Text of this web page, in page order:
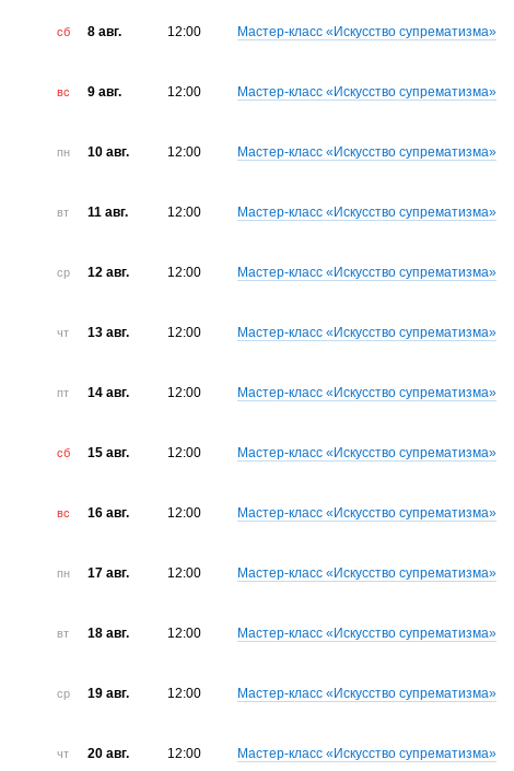
сб 8 авг. 12:00 Мастер-класс «Искусство супрематизма»
вс 9 авг. 12:00 Мастер-класс «Искусство супрематизма»
пн 10 авг. 12:00 Мастер-класс «Искусство супрематизма»
вт 11 авг. 12:00 Мастер-класс «Искусство супрематизма»
ср 12 авг. 12:00 Мастер-класс «Искусство супрематизма»
чт 13 авг. 12:00 Мастер-класс «Искусство супрематизма»
пт 14 авг. 12:00 Мастер-класс «Искусство супрематизма»
сб 15 авг. 12:00 Мастер-класс «Искусство супрематизма»
вс 16 авг. 12:00 Мастер-класс «Искусство супрематизма»
пн 17 авг. 12:00 Мастер-класс «Искусство супрематизма»
вт 18 авг. 12:00 Мастер-класс «Искусство супрематизма»
ср 19 авг. 12:00 Мастер-класс «Искусство супрематизма»
чт 20 авг. 12:00 Мастер-класс «Искусство супрематизма»